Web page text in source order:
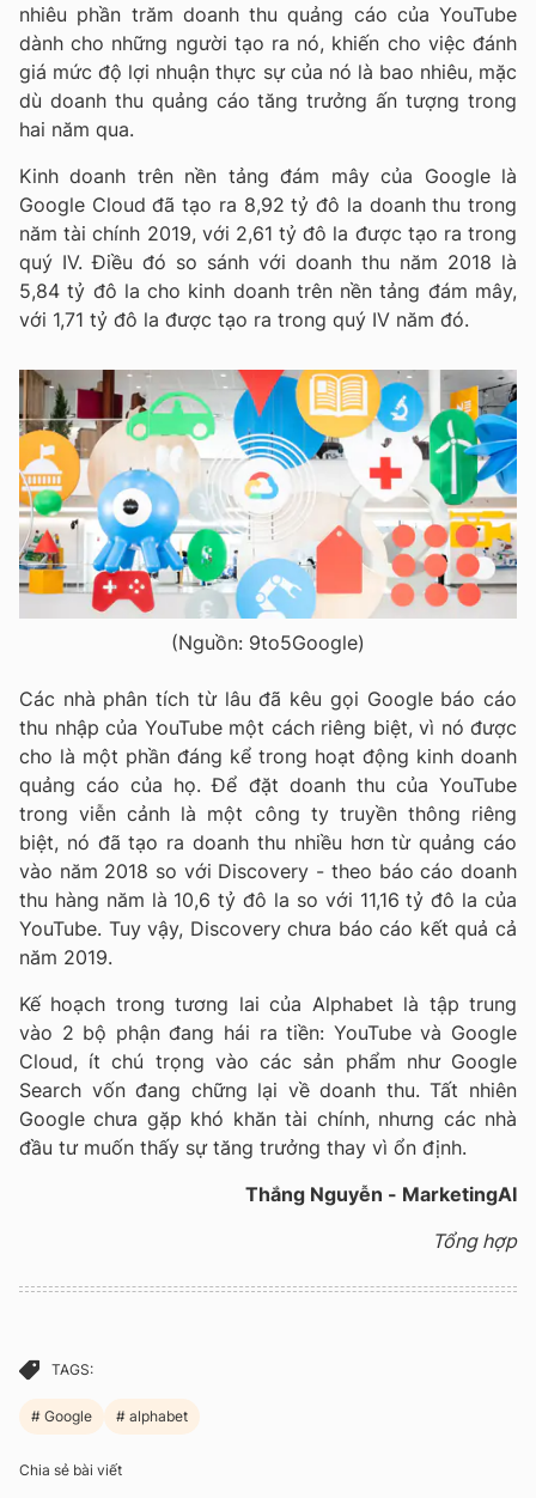
nhiêu phần trăm doanh thu quảng cáo của YouTube
dành cho những người tạo ra nó, khiến cho việc đánh
giá mức độ lợi nhuận thực sự của nó là bao nhiêu, mặc
dù doanh thu quảng cáo tăng trưởng ấn tượng trong
hai năm qua.
Kinh doanh trên nền tảng đám mây của Google là
Google Cloud đã tạo ra 8,92 tỷ đô la doanh thu trong
năm tài chính 2019, với 2,61 tỷ đô la được tạo ra trong
quý IV. Điều đó so sánh với doanh thu năm 2018 là
5,84 tỷ đô la cho kinh doanh trên nền tảng đám mây,
với 1,71 tỷ đô la được tạo ra trong quý IV năm đó.
(Nguồn: 9to5Google)
Các nhà phân tích từ lâu đã kêu gọi Google báo cáo
thu nhập của YouTube một cách riêng biệt, vì nó được
cho là một phần đáng kể trong hoạt động kinh doanh
quảng cáo của họ. Để đặt doanh thu của YouTube
trong viễn cảnh là một công ty truyền thông riêng
biệt, nó đã tạo ra doanh thu nhiều hơn từ quảng cáo
vào năm 2018 so với Discovery - theo báo cáo doanh
thu hàng năm là 10,6 tỷ đô la so với 11,16 tỷ đô la của
YouTube. Tuy vậy, Discovery chưa báo cáo kết quả cả
năm 2019.
Kế hoạch trong tương lai của Alphabet là tập trung
vào 2 bộ phận đang hái ra tiền: YouTube và Google
Cloud, ít chú trọng vào các sản phẩm như Google
Search vốn đang chững lại về doanh thu. Tất nhiên
Google chưa gặp khó khăn tài chính, nhưng các nhà
đầu tư muốn thấy sự tăng trưởng thay vì ổn định.
Thắng Nguyễn - MarketingAI
Tổng hợp
TAGS:
Google alphabet
Chia sẻ bài viết